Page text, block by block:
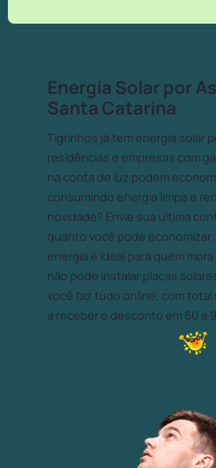
Energia Solar por
Santa Catarina
Tigrinhos já tem energia solar
residências e empresas com
na conta de luz podem
consumindo energia limpa e
novidade? Envie sua última
quanto você pode
energia é ideal para quem
não pode instalar placas
você faz tudo online, com total
a receber o desconto em 60 a